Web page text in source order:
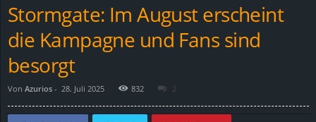
Stormgate: Im August erscheint
die Kampagne und Fans sind
besorgt
Von Azurios - 28. Juli 2025 832 2